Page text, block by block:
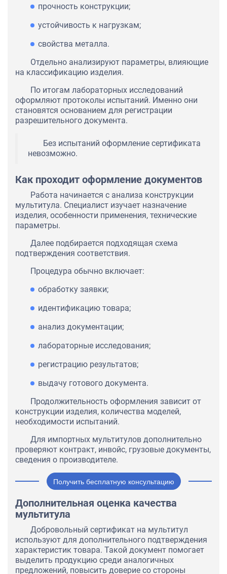
прочность конструкции;
устойчивость к нагрузкам;
свойства металла.
Отдельно анализируют параметры, влияющие
на классификацию изделия.
По итогам лабораторных исследований
оформляют протоколы испытаний. Именно они
становятся основанием для регистрации
разрешительного документа.
Без испытаний оформление сертификата
невозможно.
Как проходит оформление документов
Работа начинается с анализа конструкции
мультитула. Специалист изучает назначение
изделия, особенности применения, технические
параметры.
Далее подбирается подходящая схема
подтверждения соответствия.
Процедура обычно включает:
обработку заявки;
идентификацию товара;
анализ документации;
лабораторные исследования;
регистрацию результатов;
выдачу готового документа.
Продолжительность оформления зависит от
конструкции изделия, количества моделей,
необходимости испытаний.
Для импортных мультитулов дополнительно
проверяют контракт, инвойс, грузовые документы,
сведения о производителе.
Получить бесплатную консультацию
Дополнительная оценка качества
мультитула
Добровольный сертификат на мультитул
используют для дополнительного подтверждения
характеристик товара. Такой документ помогает
выделить продукцию среди аналогичных
предложений, повысить доверие со стороны